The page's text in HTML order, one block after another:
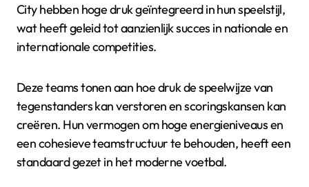
City hebben hoge druk geïntegreerd in hun speelstijl,
wat heeft geleid tot aanzienlijk succes in nationale en
internationale competities.
Deze teams tonen aan hoe druk de speelwijze van
tegenstanders kan verstoren en scoringskansen kan
creëren. Hun vermogen om hoge energieniveaus en
een cohesieve teamstructuur te behouden, heeft een
standaard gezet in het moderne voetbal.